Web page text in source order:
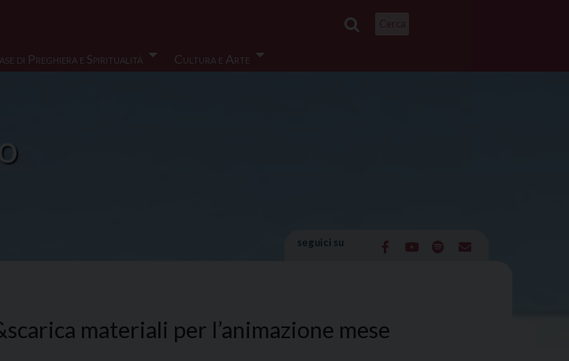
di Preghiera e Spiritualità Cultura e Arte
seguici su
materiali per l’animazione mese